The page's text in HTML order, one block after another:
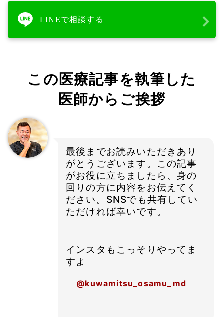
LINEで相談する
この医療記事を執筆した
医師からご挨拶
最後までお読みいただきあり
がとうございます。この記事
がお役に立ちましたら、身の
回りの方に内容をお伝えてく
ださい。SNSでも共有してい
ただければ幸いです。
インスタもこっそりやってま
すよ
@kuwamitsu_osamu_md